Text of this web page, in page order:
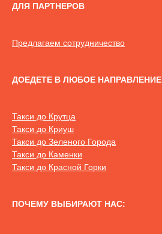
ДЛЯ ПАРТНЕРОВ
Предлагаем сотрудничество
ДОЕДЕТЕ В ЛЮБОЕ НАПРАВЛЕНИЕ
Такси до Крутца
Такси до Криуш
Такси до Зеленого Города
Такси до Каменки
Такси до Красной Горки
ПОЧЕМУ ВЫБИРАЮТ НАС: